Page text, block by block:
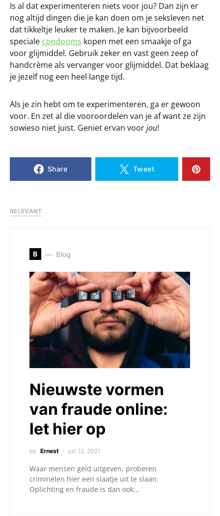
Is al dat experimenteren niets voor jou? Dan zijn er
nog altijd dingen die je kan doen om je seksleven net
dat tikkeltje leuker te maken. Je kan bijvoorbeeld
speciale condooms kopen met een smaakje of ga
voor glijmiddel. Gebruik zeker en vast geen zeep of
handcrème als vervanger voor glijmiddel. Dat beklaag
je jezelf nog een heel lange tijd.
Als je zin hebt om te experimenteren, ga er gewoon
voor. En zet al die vooroordelen van je af want ze zijn
sowieso niet juist. Geniet ervan voorjou!
Share Tweet
RELEVANT
B Blog
Nieuwste vormen
van fraude online:
let hier op
by Ernest juli 12, 2021
Waar mensen geld uitgeven, proberen
criminelen hier een slaatje uit te slaan.
Oplichting en fraude is dan ook…